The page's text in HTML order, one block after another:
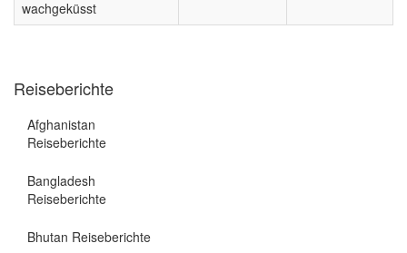
wachgeküsst
Reiseberichte
Afghanistan
Reiseberichte
Bangladesh
Reiseberichte
Bhutan Reiseberichte